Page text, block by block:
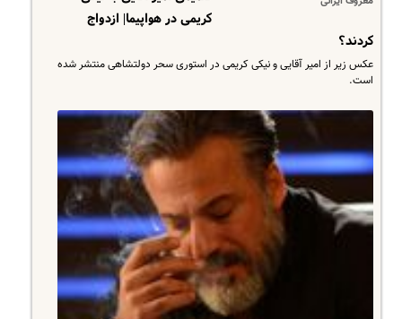
کریمی در هواپیما| ازدواج
کردند؟
عکس زیر از امیر آقایی و نیکی کریمی در استوری سحر دولتشاهی منتشر شده
است.